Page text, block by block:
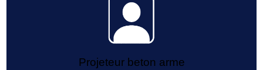
Projeteur beton arme